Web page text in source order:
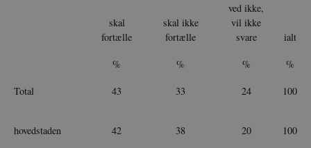
skal
fortælle
skal ikke
fortælle
ved ikke,
vil ikke
svare
ialt
% % % %
Total 43 33 24 100
hovedstaden 42 38 20 100